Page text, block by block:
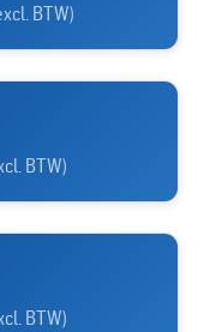
BTW)
BTW)
BTW)